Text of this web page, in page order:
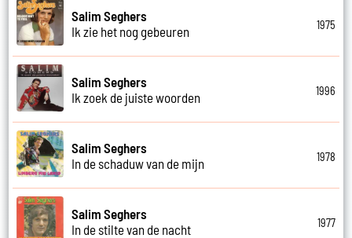
Salim Seghers
Ik zie het nog gebeuren
1975
Salim Seghers
Ik zoek de juiste woorden
1996
Salim Seghers
In de schaduw van de mijn
1978
Salim Seghers
In de stilte van de nacht
1977